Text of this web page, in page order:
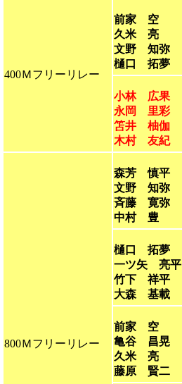
400Ｍフリーリレー
前家 空
久米 亮
文野 知弥
樋口 拓夢
小林 広果
永岡 里彩
笘井 柚伽
木村 友紀
800Ｍフリーリレー
森芳 慎平
文野 知弥
斉藤 寛弥
中村 豊
樋口 拓夢
一ツ矢 亮平
竹下 祥平
大森 基載
前家 空
亀谷 昌晃
久米 亮
藤原 賢二